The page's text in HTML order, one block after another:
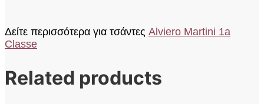
Δείτε περισσότερα για τσάντες Alviero Martini 1a
Classe
Related products